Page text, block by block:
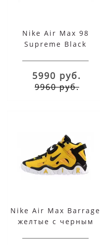
Nike Air Max 98
Supreme Black
5990 руб.
9960 руб.
Nike Air Max Barrage
желтые с черным